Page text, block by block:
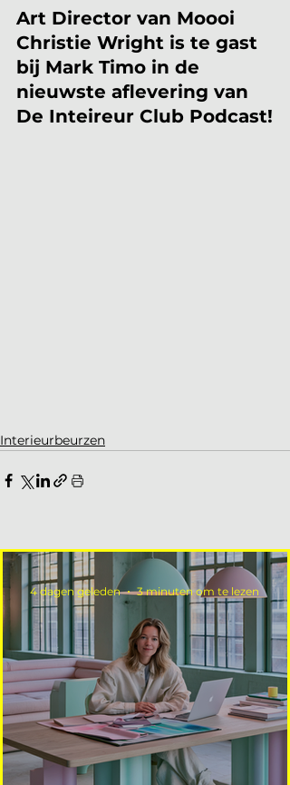
Art Director van Moooi
Christie Wright is te gast
bij Mark Timo in de
nieuwste aflevering van
De Inteireur Club Podcast!
Interieurbeurzen
4 dagen geleden 3 minuten om te lezen